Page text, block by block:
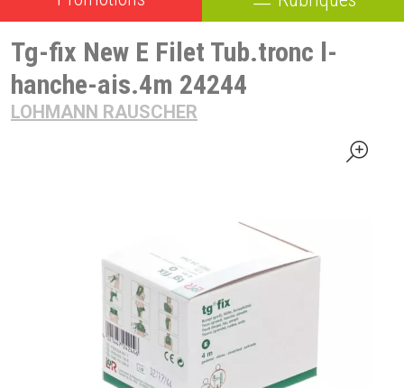
Tg-fix New E Filet Tub.tronc l-
hanche-ais.4m 24244
LOHMANN RAUSCHER